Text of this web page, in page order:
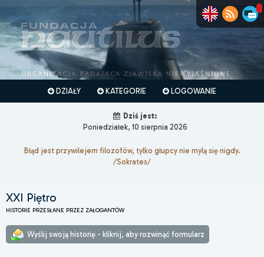
DZIAŁY KATEGORIE LOGOWANIE
Dziś jest:
Poniedziałek, 10 sierpnia 2026
Błąd jest przywilejem filozofów, tylko głupcy nie mylą się nigdy.
/Sokrates/
XXI Piętro
HISTORIE PRZESŁANE PRZEZ ZAŁOGANTÓW
Wyślij swoją historię - kliknij, aby rozwinąć formularz